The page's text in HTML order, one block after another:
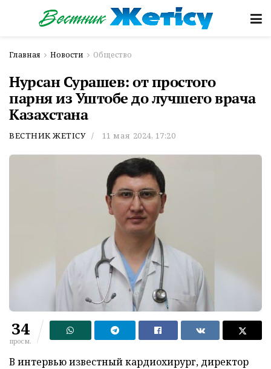
Главная Новости Общество
Нурсан Сурашев: от простого
парня из Уштобе до лучшего врача
Казахстана
ВЕСТНИК ЖЕТІСУ 11 мая 2024, 17:20
34
просм.
В интервью известный кардиохирург, директор